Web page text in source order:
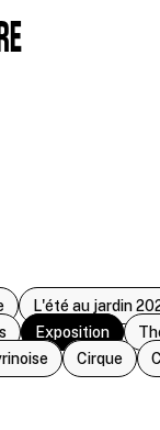
L'été au jardin
Exposition
Cirque